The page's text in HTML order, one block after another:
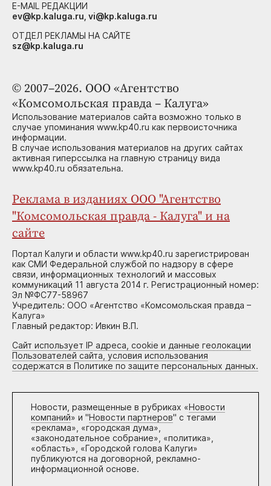
© 2007–2026. ООО «Агентство
«Комсомольская правда – Калуга»
Использование материалов сайта возможно только в
случае упоминания www.kp40.ru как первоисточника
информации.
В случае использования материалов на других сайтах
активная гиперссылка на главную страницу вида
www.kp40.ru обязательна.
Реклама в изданиях ООО "Агентство
"Комсомольская правда - Калуга" и на
сайте
Портал Калуги и области www.kp40.ru зарегистрирован
как СМИ Федеральной службой по надзору в сфере
связи, информационных технологий и массовых
коммуникаций 11 августа 2014 г. Регистрационный номер:
Эл №ФС77-58967
Учредитель: ООО «Агентство «Комсомольская правда –
Калуга»
Главный редактор: Ивкин В.П.
Сайт использует IP адреса, cookie и данные геолокации
Пользователей сайта, условия использования
содержатся в Политике по защите персональных данных.
Новости, размещенные в рубриках «Новости
компаний» и "Новости партнеров" с тегами
«реклама», «городская дума»,
«законодательное собрание», «политика»,
«область», «Городской голова Калуги»
публикуются на договорной, рекламно-
информационной основе.
E-MAIL РЕДАКЦИИ
ev@kp.kaluga.ru, vi@kp.kaluga.ru
ОТДЕЛ РЕКЛАМЫ НА САЙТЕ
sz@kp.kaluga.ru